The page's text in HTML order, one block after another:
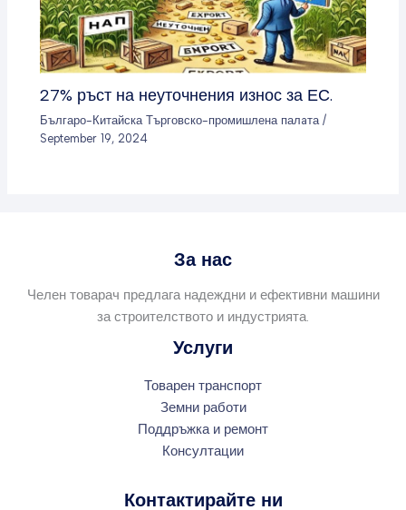
27% ръст на неуточнения износ за ЕС.
Българо-Китайска Търговско-промишлена палaта /
September 19, 2024
За нас
Челен товарач предлага надеждни и ефективни машини
за строителството и индустрията.
Услуги
Товарен транспорт
Земни работи
Поддръжка и ремонт
Консултации
Контактирайте ни